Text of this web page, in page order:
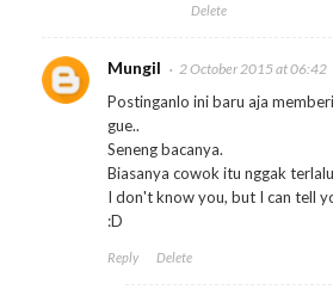
Delete
Mungil 2 October 2015 at 06:42
Postinganlo ini baru aja
gue..
Seneng bacanya.
Biasanya cowok itu nggak
I don't know you, but I can tell
:D
Reply Delete